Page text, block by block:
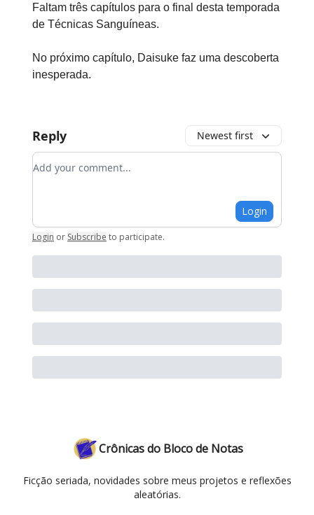
Faltam três capítulos para o final desta temporada
de Técnicas Sanguíneas.
No próximo capítulo, Daisuke faz uma descoberta
inesperada.
Reply Newest first
Add your comment
Login
Login or Subscribe to participate.
Crônicas do Bloco de Notas
Ficção seriada, novidades sobre meus projetos e reflexões
aleatórias.